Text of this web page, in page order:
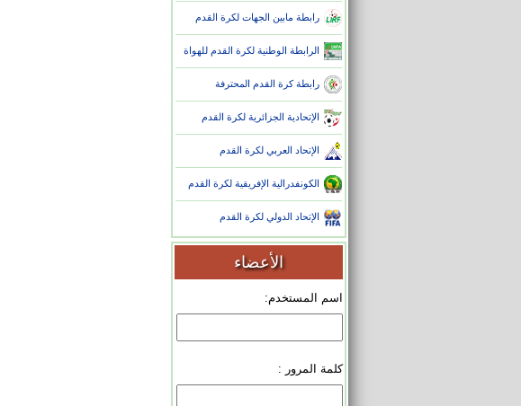
رابطة مابين الجهات لكرة القدم
الرابطة الوطنية لكرة القدم للهواة
رابطة كرة القدم المحترفة
الإتحادية الجزائرية لكرة القدم
الإتحاد العربي لكرة القدم
الكونفدرالية الإفريقية لكرة القدم
الإتحاد الدولي لكرة القدم
الأعضاء
اسم المستخدم:
كلمة المرور :